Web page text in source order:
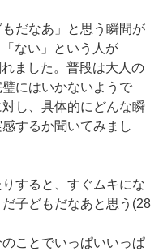
だなあ」と思う瞬間が
ない」という人が
ました。普段は大人の
にはいかないようで
し、具体的にどんな瞬
するか聞いてみまし
すると、すぐムキにな
子どもだなあと思う(28
ことでいっぱいいっぱ